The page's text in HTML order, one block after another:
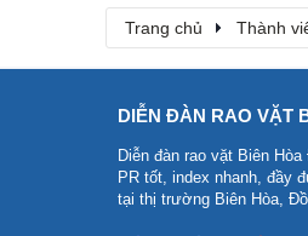
Trang chủ Thành
DIỄN ĐÀN RAO VẶT
Diễn đàn rao vặt Biên Hòa
PR tốt, index nhanh, đầy
tại thị trường Biên Hòa,